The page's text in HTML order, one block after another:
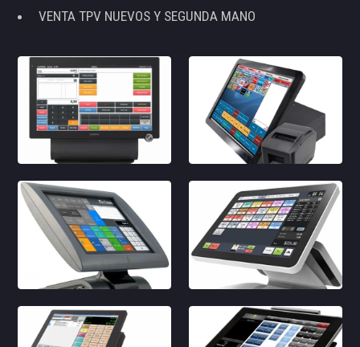
VENTA TPV NUEVOS Y SEGUNDA MANO